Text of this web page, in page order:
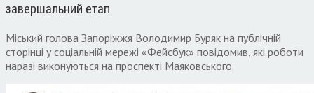
завершальний етап
Міський голова Запоріжжя Володимир Буряк на публічній
сторінці у соціальній мережі «Фейсбук» повідомив, які роботи
наразі виконуються на проспекті Маяковського.